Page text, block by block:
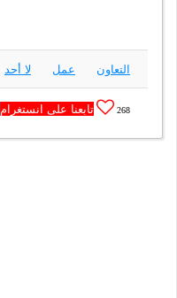
التعاون عمل لا أحد
268 تابعنا على انستغرام